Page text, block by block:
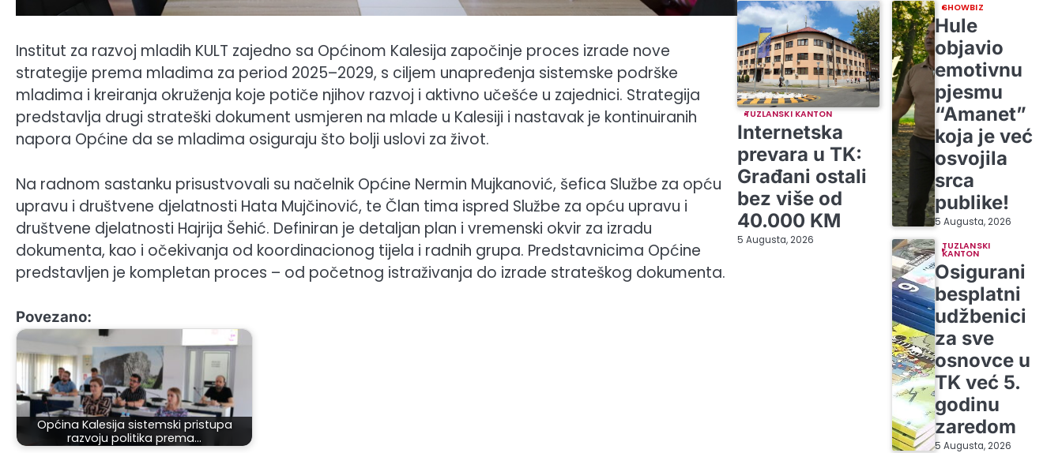
Institut za razvoj mladih KULT zajedno sa Općinom Kalesija započinje proces izrade nove
strategije prema mladima za period 2025–2029, s ciljem unapređenja sistemske podrške
mladima i kreiranja okruženja koje potiče njihov razvoj i aktivno učešće u zajednici. Strategija
predstavlja drugi strateški dokument usmjeren na mlade u Kalesiji i nastavak je kontinuiranih
napora Općine da se mladima osiguraju što bolji uslovi za život.
Na radnom sastanku prisustvovali su načelnik Općine Nermin Mujkanović, šefica Službe za opću
upravu i društvene djelatnosti Hata Mujčinović, te Član tima ispred Službe za opću upravu i
društvene djelatnosti Hajrija Šehić. Definiran je detaljan plan i vremenski okvir za izradu
dokumenta, kao i očekivanja od koordinacionog tijela i radnih grupa. Predstavnicima Općine
predstavljen je kompletan proces – od početnog istraživanja do izrade strateškog dokumenta.
Povezano:
Općina Kalesija sistemski pristupa
razvoju politika prema…
TUZLANSKI KANTON
Internetska
prevara u TK:
Građani ostali
bez više od
40.000 KM
5 Augusta, 2026
SHOWBIZ
Hule
objavio
emotivnu
pjesmu
“Amanet”
koja je već
osvojila
srca
publike!
5 Augusta, 2026
TUZLANSKI
KANTON
Osigurani
besplatni
udžbenici
za sve
osnovce u
TK već 5.
godinu
zaredom
5 Augusta, 2026